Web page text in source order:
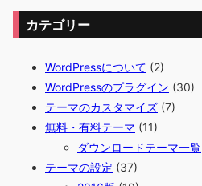
カテゴリー
WordPressについて (2)
WordPressのプラグイン (30)
テーマのカスタマイズ (7)
無料・有料テーマ (11)
ダウンロードテーマ一覧
テーマの設定 (37)